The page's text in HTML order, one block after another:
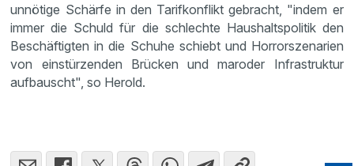
unnötige Schärfe in den Tarifkonflikt gebracht, "indem er
immer die Schuld für die schlechte Haushaltspolitik den
Beschäftigten in die Schuhe schiebt und Horrorszenarien
von einstürzenden Brücken und maroder Infrastruktur
aufbauscht", so Herold.